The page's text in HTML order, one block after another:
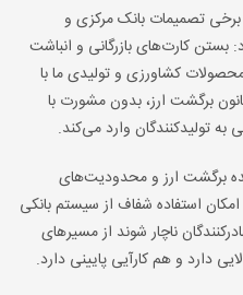
برخی تصمیمات بانک مرکزی و
بستن کارت‌های بازرگانی و انباشت
کشاورزی و تولیدی ما با
برگشت ارز، بدون مشورت با
تولیدکنندگان وارد می‌کند.
برگشت ارز و محدودیت‌های
استفاده شفاف از سیستم بانکی
ناچار شوند از مسیرهای
دارد و هم کارآیی پایینی دارد.